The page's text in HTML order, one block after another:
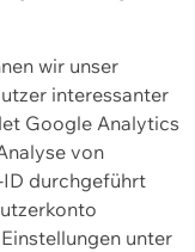
wir unser
interessanter
Google Analytics
von
ID durchgeführt
unter